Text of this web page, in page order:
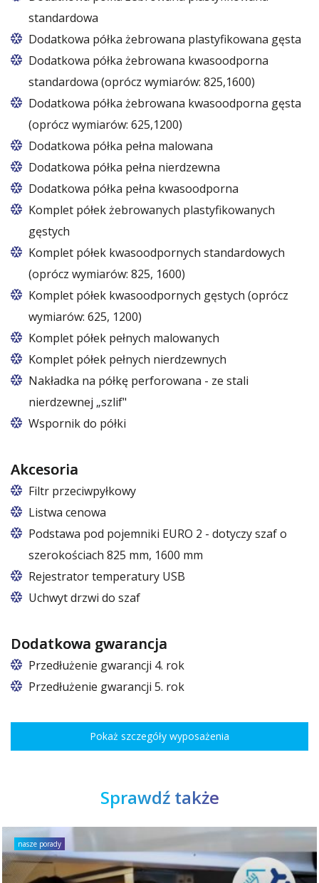
standardowa
Dodatkowa półka żebrowana plastyfikowana gęsta
Dodatkowa półka żebrowana kwasoodporna
standardowa (oprócz wymiarów: 825,1600)
Dodatkowa półka żebrowana kwasoodporna gęsta
(oprócz wymiarów: 625,1200)
Dodatkowa półka pełna malowana
Dodatkowa półka pełna nierdzewna
Dodatkowa półka pełna kwasoodporna
Komplet półek żebrowanych plastyfikowanych
gęstych
Komplet półek kwasoodpornych standardowych
(oprócz wymiarów: 825, 1600)
Komplet półek kwasoodpornych gęstych (oprócz
wymiarów: 625, 1200)
Komplet półek pełnych malowanych
Komplet półek pełnych nierdzewnych
Nakładka na półkę perforowana - ze stali
nierdzewnej „szlif"
Wspornik do półki
Akcesoria
Filtr przeciwpyłkowy
Listwa cenowa
Podstawa pod pojemniki EURO 2 - dotyczy szaf o
szerokościach 825 mm, 1600 mm
W szafach o rozmiarach 825 i 1600
Rejestrator temperatury USB
Uchwyt drzwi do szaf
Dodatkowa gwarancja
Przedłużenie gwarancji 4. rok
Przedłużenie gwarancji 5. rok
Pokaż szczegóły wyposażenia
Sprawdź także
nasze porady